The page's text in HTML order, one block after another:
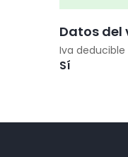
[4A3]
[9ZE]
Datos del
Iva deducible
Sí